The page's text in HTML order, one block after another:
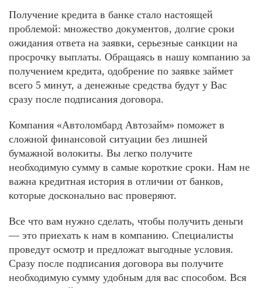
Получение кредита в банке стало настоящей
проблемой: множество документов, долгие сроки
ожидания ответа на заявки, серьезные санкции на
просрочку выплаты. Обращаясь в нашу компанию за
получением кредита, одобрение по заявке займет
всего 5 минут, а денежные средства будут у Вас
сразу после подписания договора.
Компания «Автоломбард Автозайм» поможет в
сложной финансовой ситуации без лишней
бумажной волокиты. Вы легко получите
необходимую сумму в самые короткие сроки. Нам не
важна кредитная история в отличии от банков,
которые досконально вас проверяют.
Все что вам нужно сделать, чтобы получить деньги
— это приехать к нам в компанию. Специалисты
проведут осмотр и предложат выгодные условия.
Сразу после подписания договора вы получите
необходимую сумму удобным для вас способом. Вся